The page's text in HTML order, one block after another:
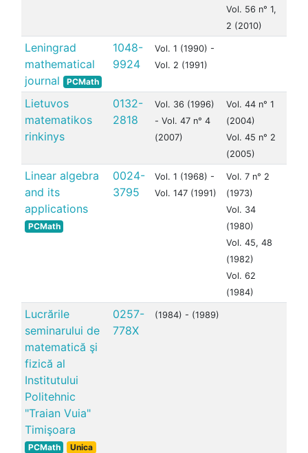
Vol. 56 n° 1,
2 (2010)
Leningrad
mathematical
journal
PCMath
1048-
9924
Vol. 1 (1990) -
Vol. 2 (1991)
Lietuvos
matematikos
rinkinys
0132-
2818
Vol. 36 (1996)
- Vol. 47 n° 4
(2007)
Vol. 44 n° 1
(2004)
Vol. 45 n° 2
(2005)
Linear algebra
and its
applications
PCMath
0024-
3795
Vol. 1 (1968) -
Vol. 147 (1991)
Vol. 7 n° 2
(1973)
Vol. 34
(1980)
Vol. 45, 48
(1982)
Vol. 62
(1984)
Lucrările
seminarului de
matematică şi
fizică al
Institutului
Politehnic
"Traian Vuia"
Timişoara
PCMath Unica
0257-
778X
(1984) - (1989)